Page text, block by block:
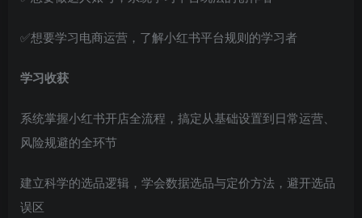
✅想要学习电商运营，了解小红书平台规则的学习者
学习收获
系统掌握小红书开店全流程，搞定从基础设置到日常运营、
风险规避的全环节
建立科学的选品逻辑，学会数据选品与定价方法，避开选品
误区